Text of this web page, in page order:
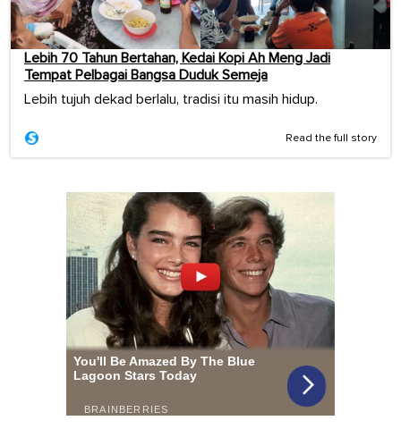
Lebih 70 Tahun Bertahan, Kedai Kopi Ah Meng Jadi
Tempat Pelbagai Bangsa Duduk Semeja
Lebih tujuh dekad berlalu, tradisi itu masih hidup.
Read the full story